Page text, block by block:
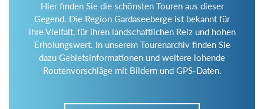
Hier finden Sie die schönsten Touren aus dieser
Gegend. Die Region Gardaseeberge ist bekannt für
ihre Vielfalt, für ihren landschaftlichen Reiz und hohen
Erholungswert. In unserem Tourenarchiv finden Sie
dazu Gebietsinformationen und weitere lohende
Routenvorschläge mit Bildern und GPS-Daten.